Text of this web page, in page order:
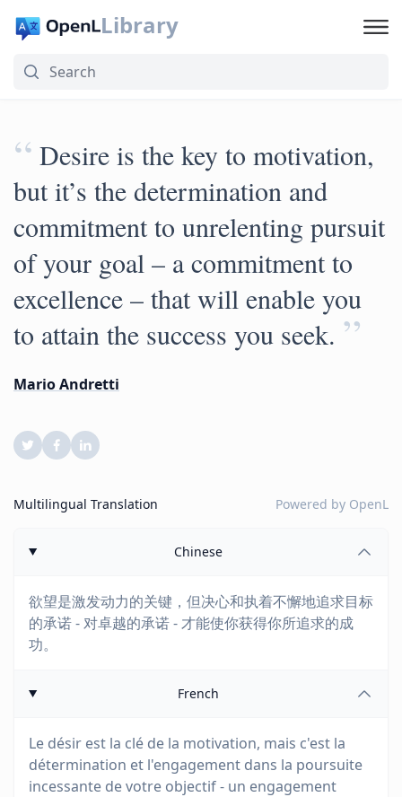
Library
“ Desire is the key to motivation,
but it’s the determination and
commitment to unrelenting pursuit
of your goal – a commitment to
excellence – that will enable you
to attain the success you seek. ”
Mario Andretti
Multilingual Translation Powered by OpenL
Chinese
欲望是激发动力的关键，但决心和执着不懈地追求目标
的承诺 - 对卓越的承诺 - 才能使你获得你所追求的成
功。
French
Le désir est la clé de la motivation, mais c'est la
détermination et l'engagement dans la poursuite
incessante de votre objectif - un engagement